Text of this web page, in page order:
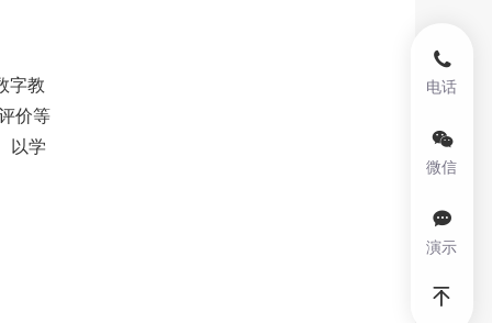
电话
微信
演示
字教
价等
以学